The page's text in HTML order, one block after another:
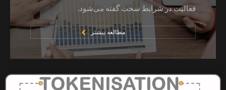
فعالیت در شرایط سخت گفته می‌شود.
مطالعه بیشتر